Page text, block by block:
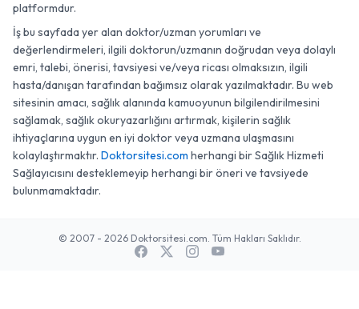
platformdur.
İş bu sayfada yer alan doktor/uzman yorumları ve
değerlendirmeleri, ilgili doktorun/uzmanın doğrudan veya dolaylı
emri, talebi, önerisi, tavsiyesi ve/veya ricası olmaksızın, ilgili
hasta/danışan tarafından bağımsız olarak yazılmaktadır. Bu web
sitesinin amacı, sağlık alanında kamuoyunun bilgilendirilmesini
sağlamak, sağlık okuryazarlığını artırmak, kişilerin sağlık
ihtiyaçlarına uygun en iyi doktor veya uzmana ulaşmasını
kolaylaştırmaktır. Doktorsitesi.com herhangi bir Sağlık Hizmeti
Sağlayıcısını desteklemeyip herhangi bir öneri ve tavsiyede
bulunmamaktadır.
© 2007 - 2026 Doktorsitesi.com. Tüm Hakları Saklıdır.